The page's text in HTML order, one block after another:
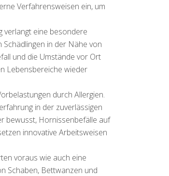
Verfahrensweisen ein, um
verlangt eine besondere
in der Nähe von
und die Umstände vor Ort
Lebensbereiche wieder
durch Allergien.
in der zuverlässigen
bewusst, Hornissenbefälle auf
innovative Arbeitsweisen
voraus wie auch eine
Schaben, Bettwanzen und